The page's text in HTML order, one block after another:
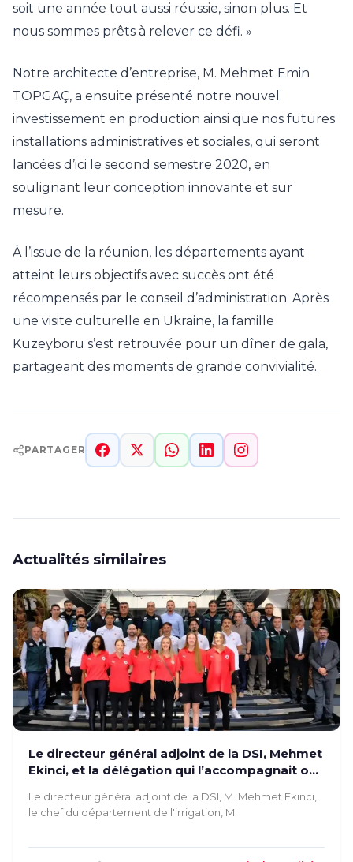
soit une année tout aussi réussie, sinon plus. Et
nous sommes prêts à relever ce défi. »
Notre architecte d’entreprise, M. Mehmet Emin
TOPGAÇ, a ensuite présenté notre nouvel
investissement en production ainsi que nos futures
installations administratives et sociales, qui seront
lancées d’ici le second semestre 2020, en
soulignant leur conception innovante et sur
mesure.
À l’issue de la réunion, les départements ayant
atteint leurs objectifs avec succès ont été
récompensés par le conseil d’administration. Après
une visite culturelle en Ukraine, la famille
Kuzeyboru s’est retrouvée pour un dîner de gala,
partageant des moments de grande convivialité.
PARTAGER
Actualités similaires
Le directeur général adjoint de la DSI, Mehmet
Ekinci, et la délégation qui l’accompagnait ont
Le directeur général adjoint de la DSI, M. Mehmet Ekinci,
le chef du département de l'irrigation, M.